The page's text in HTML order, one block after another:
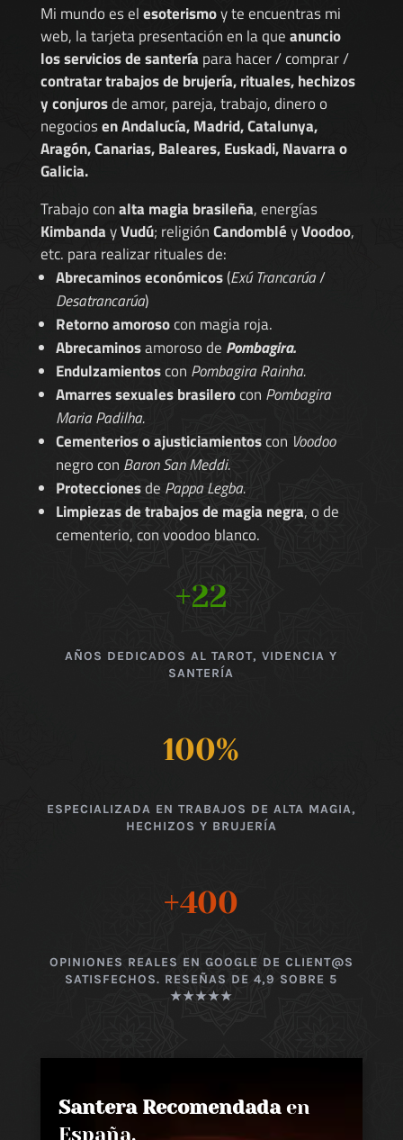
Mi mundo es elesoterismoy te encuentras mi
web, la tarjeta presentación en la queanuncio
los servicios de santería para hacer / comprar /
contratar trabajos de brujería, rituales, hechizos
y conjurosde amor, pareja, trabajo, dinero o
negociosen Andalucía, Madrid, Catalunya,
Aragón, Canarias, Baleares, Euskadi, Navarra o
Galicia.
Trabajo conalta magia brasileña, energías
KimbandayVudú; religiónCandombléyVoodoo,
etc. para realizar rituales de:
Abrecaminos económicos(Exú Trancarúa/
Desatrancarúa)
Retorno amorosocon magia roja.
Abrecaminosamoroso de Pombagira.
Endulzamientoscon Pombagira Rainha.
Amarres sexuales brasilerocon Pombagira
Maria Padilha.
Cementerios o ajusticiamientoscon Voodoo
negro con Baron San Meddi.
Proteccionesde Pappa Legba.
Limpiezas de trabajos de magia negra, o de
cementerio, con voodoo blanco.
+22
AÑOS DEDICADOS AL TAROT, VIDENCIA Y
SANTERÍA
100%
ESPECIALIZADA EN TRABAJOS DE ALTA MAGIA,
HECHIZOS Y BRUJERÍA
+400
OPINIONES REALES EN GOOGLE DE CLIENT@S
SATISFECHOS. RESEÑAS DE 4,9 SOBRE 5
★★★★★
Santera Recomendadaen
España,